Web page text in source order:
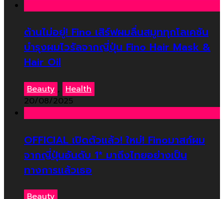
ต้านไม่อยู่! Fino เสิร์ฟผมลื่นสมูททุกโลเคชัน
บำรุงผมไวรัลจากญี่ปุ่น Fino Hair Mask &
Hair Oil
Beauty , Health
20/08/2025
OFFICIAL เปิดตัวแล้ว! ใหม่! Finoมาสก์ผม
จากญี่ปุ่นอันดับ 1* มาถึงไทยอย่างเป็น
ทางการแล้วเธอ
Beauty